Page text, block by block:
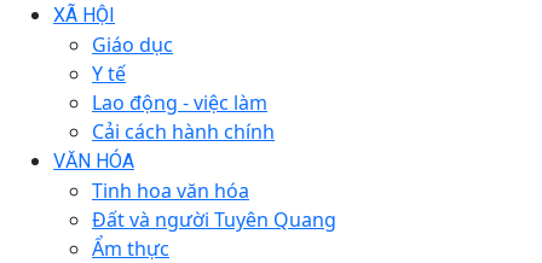
XÃ HỘI
Giáo dục
Y tế
Lao động - việc làm
Cải cách hành chính
VĂN HÓA
Tinh hoa văn hóa
Đất và người Tuyên Quang
Ẩm thực